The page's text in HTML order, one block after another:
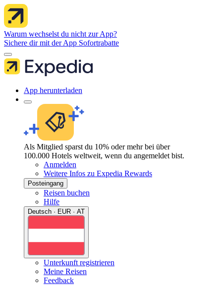
Warum wechselst du nicht zur App?
Sichere dir mit der App Sofortrabatte
App herunterladen
Als Mitglied sparst du 10% oder mehr bei über
100.000 Hotels weltweit, wenn du angemeldet bist.
Anmelden
Weitere Infos zu Expedia Rewards
Posteingang
Reisen buchen
Hilfe
Deutsch · EUR · AT
Unterkunft registrieren
Meine Reisen
Feedback